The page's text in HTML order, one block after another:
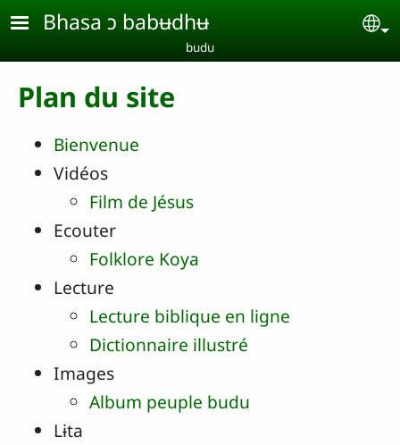
Aller au contenu principal
Bhasa ɔ babʉdhʉ
budu
Plan du site
Bienvenue
Vidéos
Film de Jésus
Ecouter
Folklore Koya
Lecture
Lecture biblique en ligne
Dictionnaire illustré
Images
Album peuple budu
Lɨta